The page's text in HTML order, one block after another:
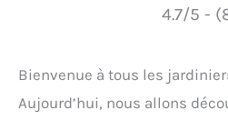
4.7/5 -
Bienvenue à tous les
Aujourd’hui, nous allons